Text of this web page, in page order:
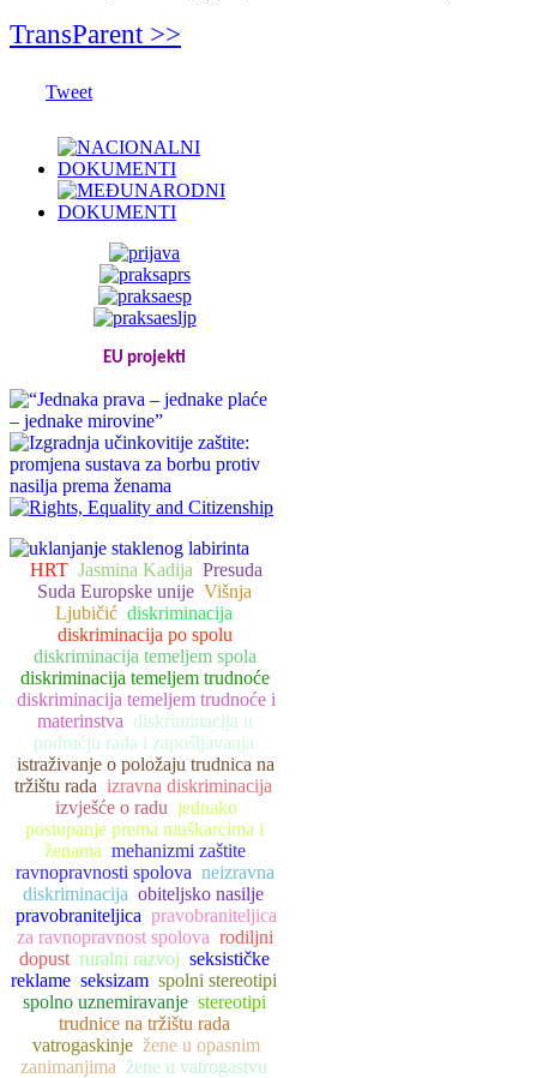
TransParent >>
Tweet
EU projekti
HRT Jasmina Kadija Presuda
Suda Europske unije Višnja
Ljubičić diskriminacija
diskriminacija po spolu
diskriminacija temeljem spola
diskriminacija temeljem trudnoće
diskriminacija temeljem trudnoće i
materinstva diskriminacija u
području rada i zapošljavanja
istraživanje o položaju trudnica na
tržištu rada izravna diskriminacija
izvješće o radu jednako
postupanje prema muškarcima i
ženama mehanizmi zaštite
ravnopravnosti spolova neizravna
diskriminacija obiteljsko nasilje
pravobraniteljica pravobraniteljica
za ravnopravnost spolova rodiljni
dopust ruralni razvoj seksističke
reklame seksizam spolni stereotipi
spolno uznemiravanje stereotipi
trudnice na tržištu rada
vatrogaskinje žene u opasnim
zanimanjima žene u vatrogastvu